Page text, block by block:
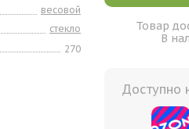
весовой
стекло
270
Товар
В
Доступно